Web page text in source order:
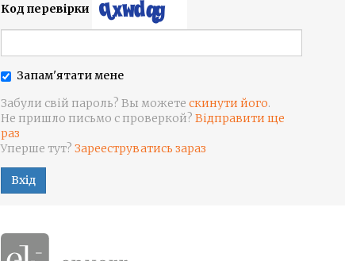
Код перевірки
Запам'ятати мене
Забули свій пароль? Вы можете скинути його.
Не пришло письмо с проверкой? Відправити ще
раз
Уперше тут? Зарееструватись зараз
Вхід